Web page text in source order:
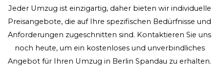
Jeder Umzug ist einzigartig, daher bieten wir individuelle
Preisangebote, die auf Ihre spezifischen Bedürfnisse und
Anforderungen zugeschnitten sind. Kontaktieren Sie uns
noch heute, um ein kostenloses und unverbindliches
Angebot für Ihren Umzug in Berlin Spandau zu erhalten.